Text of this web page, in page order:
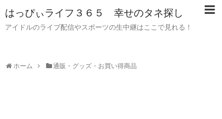
はっぴぃライフ３６５ 幸せのタネ探し
アイドルのライブ配信やスポーツの生中継はここで見れる！
ホーム 通販・グッズ・お買い得商品